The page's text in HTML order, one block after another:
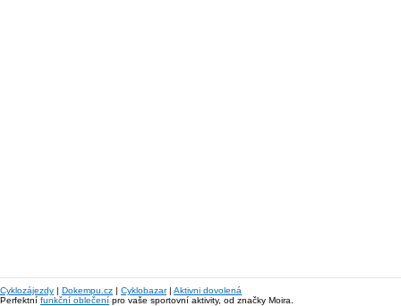
Cyklozájezdy | Dokempu.cz | Cyklobazar| Aktivni dovolená
Perfektní funkční oblečení pro vaše sportovní aktivity, od značky Moira.